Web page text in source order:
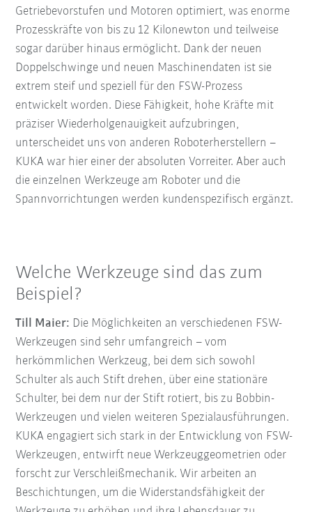
Getriebevorstufen und Motoren optimiert, was enorme
Prozesskräfte von bis zu 12 Kilonewton und teilweise
sogar darüber hinaus ermöglicht. Dank der neuen
Doppelschwinge und neuen Maschinendaten ist sie
extrem steif und speziell für den FSW-Prozess
entwickelt worden. Diese Fähigkeit, hohe Kräfte mit
präziser Wiederholgenauigkeit aufzubringen,
unterscheidet uns von anderen Roboterherstellern –
KUKA war hier einer der absoluten Vorreiter. Aber auch
die einzelnen Werkzeuge am Roboter und die
Spannvorrichtungen werden kundenspezifisch ergänzt.
Welche Werkzeuge sind das zum
Beispiel?
Till Maier: Die Möglichkeiten an verschiedenen FSW-
Werkzeugen sind sehr umfangreich – vom
herkömmlichen Werkzeug, bei dem sich sowohl
Schulter als auch Stift drehen, über eine stationäre
Schulter, bei dem nur der Stift rotiert, bis zu Bobbin-
Werkzeugen und vielen weiteren Spezialausführungen.
KUKA engagiert sich stark in der Entwicklung von FSW-
Werkzeugen, entwirft neue Werkzeuggeometrien oder
forscht zur Verschleißmechanik. Wir arbeiten an
Beschichtungen, um die Widerstandsfähigkeit der